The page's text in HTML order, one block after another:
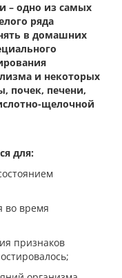
– одно из самых
ряда
в домашних
и некоторых
почек, печени,
щелочной
для:
во время
признаков